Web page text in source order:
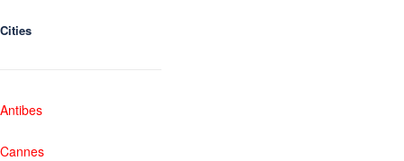
Cities
Antibes
Cannes